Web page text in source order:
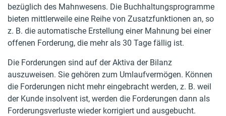
bezüglich des Mahnwesens. Die Buchhaltungsprogramme
bieten mittlerweile eine Reihe von Zusatzfunktionen an, so
z. B. die automatische Erstellung einer Mahnung bei einer
offenen Forderung, die mehr als 30 Tage fällig ist.
Die Forderungen sind auf der Aktiva der Bilanz
auszuweisen. Sie gehören zum Umlaufvermögen. Können
die Forderungen nicht mehr eingebracht werden, z. B. weil
der Kunde insolvent ist, werden die Forderungen dann als
Forderungsverluste wieder korrigiert und ausgebucht.